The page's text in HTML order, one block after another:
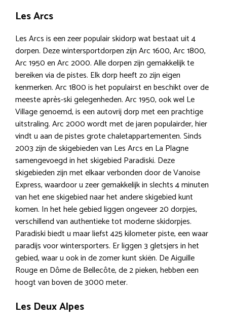
Les Arcs
Les Arcs is een zeer populair skidorp wat bestaat uit 4
dorpen. Deze wintersportdorpen zijn Arc 1600, Arc 1800,
Arc 1950 en Arc 2000. Alle dorpen zijn gemakkelijk te
bereiken via de pistes. Elk dorp heeft zo zijn eigen
kenmerken. Arc 1800 is het populairst en beschikt over de
meeste après-ski gelegenheden. Arc 1950, ook wel Le
Village genoemd, is een autovrij dorp met een prachtige
uitstraling. Arc 2000 wordt met de jaren populairder, hier
vindt u aan de pistes grote chaletappartementen. Sinds
2003 zijn de skigebieden van Les Arcs en La Plagne
samengevoegd in het skigebied Paradiski. Deze
skigebieden zijn met elkaar verbonden door de Vanoise
Express, waardoor u zeer gemakkelijk in slechts 4 minuten
van het ene skigebied naar het andere skigebied kunt
komen. In het hele gebied liggen ongeveer 20 dorpjes,
verschillend van authentieke tot moderne skidorpjes.
Paradiski biedt u maar liefst 425 kilometer piste, een waar
paradijs voor wintersporters. Er liggen 3 gletsjers in het
gebied, waar u ook in de zomer kunt skiën. De Aiguille
Rouge en Dôme de Bellecôte, de 2 pieken, hebben een
hoogt van boven de 3000 meter.
Les Deux Alpes